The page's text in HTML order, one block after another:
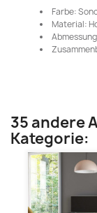
Farbe:
Material:
35 andere
Kategorie: